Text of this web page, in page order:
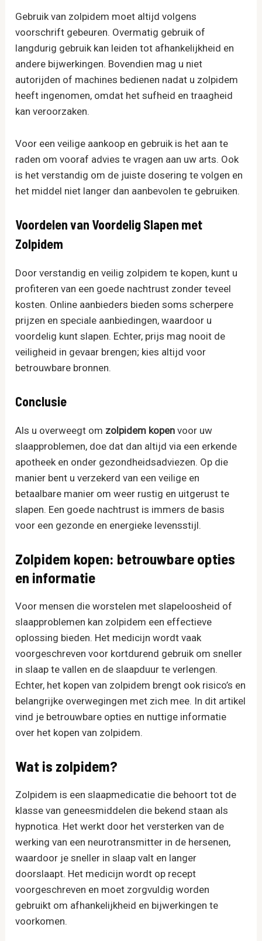
Gebruik van zolpidem moet altijd volgens
voorschrift gebeuren. Overmatig gebruik of
langdurig gebruik kan leiden tot afhankelijkheid en
andere bijwerkingen. Bovendien mag u niet
autorijden of machines bedienen nadat u zolpidem
heeft ingenomen, omdat het sufheid en traagheid
kan veroorzaken.
Voor een veilige aankoop en gebruik is het aan te
raden om vooraf advies te vragen aan uw arts. Ook
is het verstandig om de juiste dosering te volgen en
het middel niet langer dan aanbevolen te gebruiken.
Voordelen van Voordelig Slapen met
Zolpidem
Door verstandig en veilig zolpidem te kopen, kunt u
profiteren van een goede nachtrust zonder teveel
kosten. Online aanbieders bieden soms scherpere
prijzen en speciale aanbiedingen, waardoor u
voordelig kunt slapen. Echter, prijs mag nooit de
veiligheid in gevaar brengen; kies altijd voor
betrouwbare bronnen.
Conclusie
Als u overweegt om zolpidem​ kopen voor uw
slaapproblemen, doe dat dan altijd via een erkende
apotheek en onder gezondheidsadviezen. Op die
manier bent u verzekerd van een veilige en
betaalbare manier om weer rustig en uitgerust te
slapen. Een goede nachtrust is immers de basis
voor een gezonde en energieke levensstijl.
Zolpidem kopen: betrouwbare opties
en informatie
Voor mensen die worstelen met slapeloosheid of
slaapproblemen kan zolpidem een effectieve
oplossing bieden. Het medicijn wordt vaak
voorgeschreven voor kortdurend gebruik om sneller
in slaap te vallen en de slaapduur te verlengen.
Echter, het kopen van zolpidem brengt ook risico’s en
belangrijke overwegingen met zich mee. In dit artikel
vind je betrouwbare opties en nuttige informatie
over het kopen van zolpidem.
Wat is zolpidem?
Zolpidem is een slaapmedicatie die behoort tot de
klasse van geneesmiddelen die bekend staan als
hypnotica. Het werkt door het versterken van de
werking van een neurotransmitter in de hersenen,
waardoor je sneller in slaap valt en langer
doorslaapt. Het medicijn wordt op recept
voorgeschreven en moet zorgvuldig worden
gebruikt om afhankelijkheid en bijwerkingen te
voorkomen.